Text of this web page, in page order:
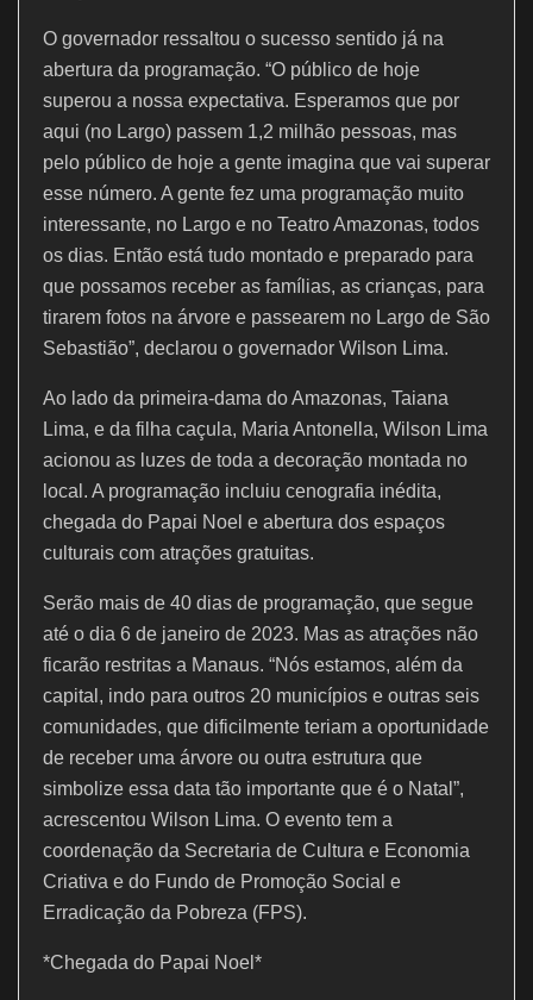
O governador ressaltou o sucesso sentido já na
abertura da programação. “O público de hoje
superou a nossa expectativa. Esperamos que por
aqui (no Largo) passem 1,2 milhão pessoas, mas
pelo público de hoje a gente imagina que vai superar
esse número. A gente fez uma programação muito
interessante, no Largo e no Teatro Amazonas, todos
os dias. Então está tudo montado e preparado para
que possamos receber as famílias, as crianças, para
tirarem fotos na árvore e passearem no Largo de São
Sebastião”, declarou o governador Wilson Lima.
Ao lado da primeira-dama do Amazonas, Taiana
Lima, e da filha caçula, Maria Antonella, Wilson Lima
acionou as luzes de toda a decoração montada no
local. A programação incluiu cenografia inédita,
chegada do Papai Noel e abertura dos espaços
culturais com atrações gratuitas.
Serão mais de 40 dias de programação, que segue
até o dia 6 de janeiro de 2023. Mas as atrações não
ficarão restritas a Manaus. “Nós estamos, além da
capital, indo para outros 20 municípios e outras seis
comunidades, que dificilmente teriam a oportunidade
de receber uma árvore ou outra estrutura que
simbolize essa data tão importante que é o Natal”,
acrescentou Wilson Lima. O evento tem a
coordenação da Secretaria de Cultura e Economia
Criativa e do Fundo de Promoção Social e
Erradicação da Pobreza (FPS).
*Chegada do Papai Noel*